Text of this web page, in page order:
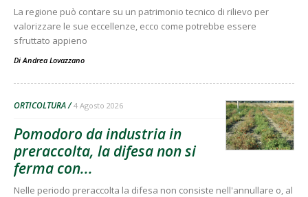
La regione può contare su un patrimonio tecnico di rilievo per
valorizzare le sue eccellenze, ecco come potrebbe essere
sfruttato appieno
Di Andrea Lovazzano
ORTICOLTURA 4 Agosto 2026
Pomodoro da industria in
preraccolta, la difesa non si
ferma con...
Nelle periodo preraccolta la difesa non consiste nell'annullare o, al